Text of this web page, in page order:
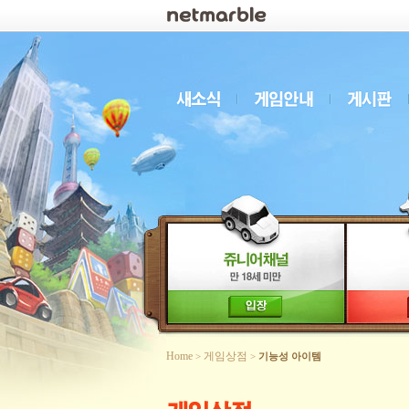
Home > 게임상점 > 기능성 아이템